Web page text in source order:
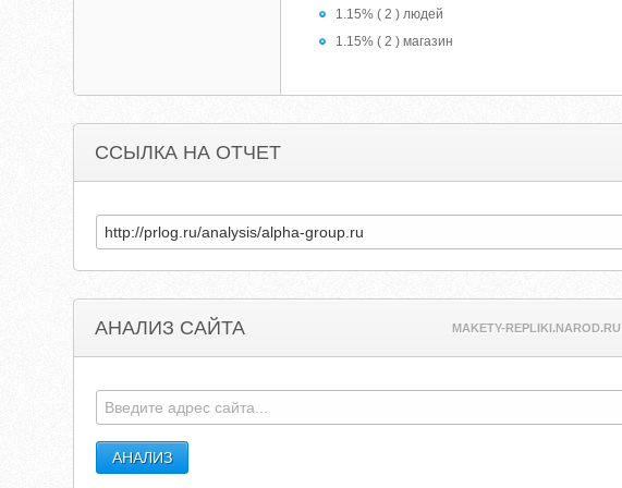
1.15% ( 2 ) людей
1.15% ( 2 ) магазин
ССЫЛКА НА ОТЧЕТ
АНАЛИЗ САЙТА MAKETY-REPLIKI.NAROD.RU